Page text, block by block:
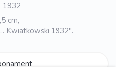
1932
cm,
Kwiatkowski 1932".